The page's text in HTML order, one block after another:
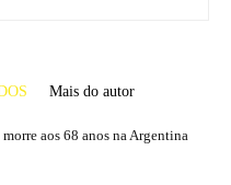
Mais do autor
aos 68 anos na Argentina